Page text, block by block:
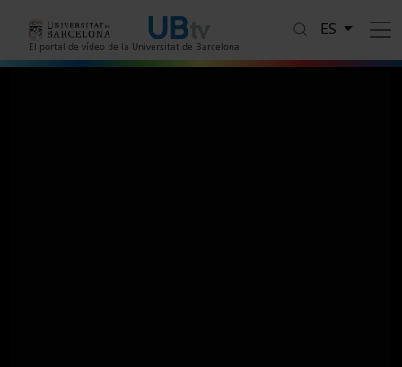
El portal de vídeo de la Universitat de Barcelona
ES